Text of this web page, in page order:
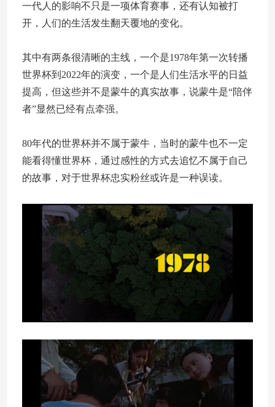
一代人的影响不只是一项体育赛事，还有认知被打
开，人们的生活发生翻天覆地的变化。
其中有两条很清晰的主线，一个是1978年第一次转播
世界杯到2022年的演变，一个是人们生活水平的日益
提高，但这些并不是蒙牛的真实故事，说蒙牛是“陪伴
者”显然已经有点牵强。
80年代的世界杯并不属于蒙牛，当时的蒙牛也不一定
能看得懂世界杯，通过感性的方式去追忆不属于自己
的故事，对于世界杯忠实粉丝或许是一种误读。